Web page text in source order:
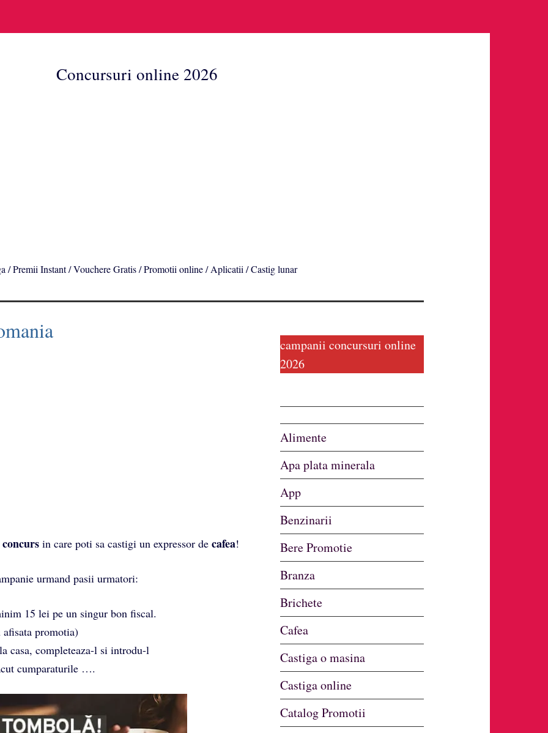
Concursuri online 2026
/ Premii Instant / Vouchere Gratis / Promotii online / Aplicatii / Castig lunar
concursin care poti sa castigi un expressor de cafea!
urmand pasii urmatori:
15 lei pe un singur bon fiscal.
afisata promotia)
casa, completeaza-l si introdu-l
cumparaturile ….
campanii concursuri online
2026
Alimente
Apa plata minerala
App
Benzinarii
Bere Promotie
Branza
Brichete
Cafea
Castiga o masina
Castiga online
Catalog Promotii